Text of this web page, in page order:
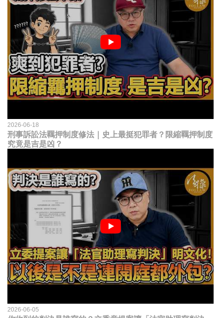
2026-06-18
刑事訴訟法羈押制度修法｜史上最挺犯罪者？限縮羈押制度
究竟是吉是凶？
2026-06-05